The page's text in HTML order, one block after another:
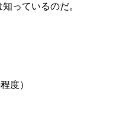
っているのだ。
度）